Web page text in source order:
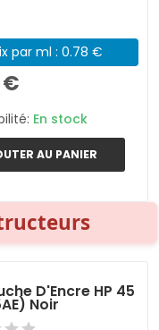
par ml : 0.78 €
€
En stock
AU PANIER
D'Encre HP 45
Noir